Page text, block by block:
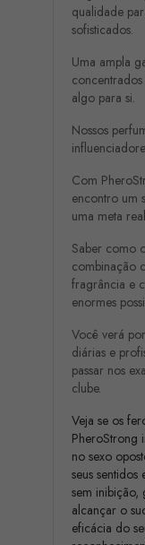
qualidade
sofisticados.
Uma ampla
algo para si.
Nossos
Com
encontro um
uma meta
Saber como
combinação
fragrância e
enormes
Você verá
diárias e
passar nos
clube.
Veja se os
PheroStrong
no sexo
seus sentidos
sem inibição,
alcançar o
eficácia do